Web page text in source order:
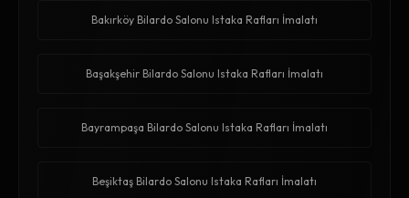
Bakırköy Bilardo Salonu Istaka Rafları İmalatı
Başakşehir Bilardo Salonu Istaka Rafları İmalatı
Bayrampaşa Bilardo Salonu Istaka Rafları İmalatı
Beşiktaş Bilardo Salonu Istaka Rafları İmalatı